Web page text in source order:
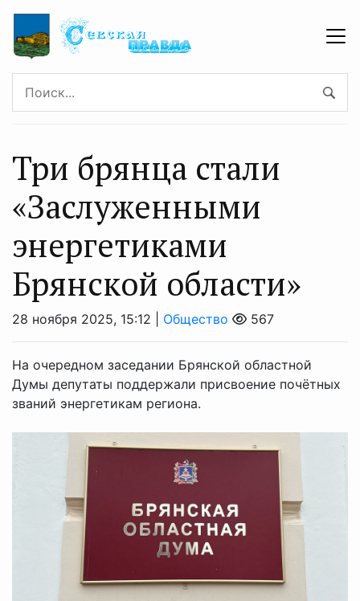
Три брянца стали
«Заслуженными
энергетиками
Брянской области»
28 ноября 2025, 15:12 | Общество 567
На очередном заседании Брянской областной
Думы депутаты поддержали присвоение почётных
званий энергетикам региона.